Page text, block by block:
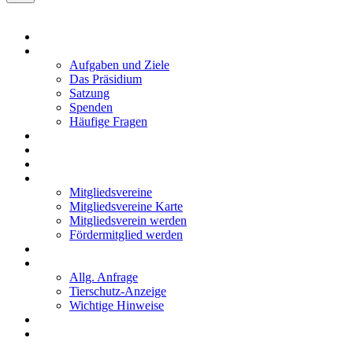
Aufgaben und Ziele
Das Präsidium
Satzung
Spenden
Häufige Fragen
Mitgliedsvereine
Mitgliedsvereine Karte
Mitgliedsverein werden
Fördermitglied werden
Allg. Anfrage
Tierschutz-Anzeige
Wichtige Hinweise